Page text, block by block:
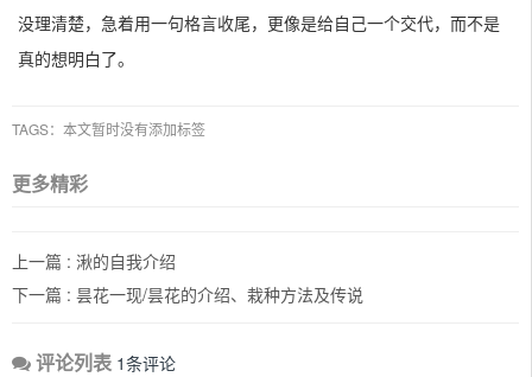
没理清楚，急着用一句格言收尾，更像是给自己一个交代，而不是
真的想明白了。
TAGS：本文暂时没有添加标签
更多精彩
上一篇 : 湫的自我介绍
下一篇 : 昙花一现/昙花的介绍、栽种方法及传说
评论列表 1条评论